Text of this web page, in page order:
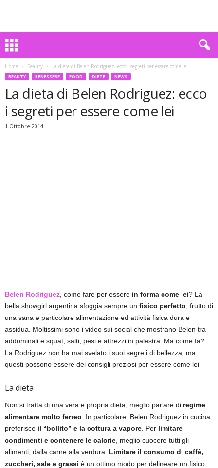
Home Beauty La dieta di Belen Rodriguez: ecco i segreti per essere come lei
BEAUTY BENESSERE FOOD DIETE NEWS
La dieta di Belen Rodriguez: ecco
i segreti per essere come lei
1 Ottobre 2014
Belen Rodriguez , come fare per essere in forma come lei? La
bella showgirl argentina sfoggia sempre un fisico perfetto , frutto di
una sana e particolare alimentazione ed attività fisica dura e
assidua. Moltissimi sono i video sui social che mostrano Belen tra
addominali e squat, salti, pesi e attrezzi in palestra. Ma come fa?
La Rodriguez non ha mai svelato i suoi segreti di bellezza, ma
questi possono essere dei consigli preziosi per essere come lei.
La dieta
Non si tratta di una vera e propria dieta; meglio parlare di regime
alimentare molto ferreo . In particolare, Belen Rodriguez in cucina
preferisce il “bollito” e la cottura a vapore . Per limitare
condimenti e contenere le calorie , meglio cuocere tutti gli
alimenti, dalla carne alla verdura. Limitare il consumo di caffè,
zuccheri, sale e grassi è un ottimo modo per delineare un fisico